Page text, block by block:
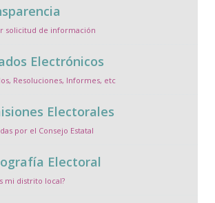
solicitud de información
Electrónicos
Resoluciones, Informes, etc
Electorales
por el Consejo Estatal
Electoral
mi distrito local?